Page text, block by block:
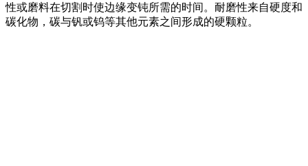
性或磨料在切割时使边缘变钝所需的时间。耐磨性来自硬度和
碳化物，碳与钒或钨等其他元素之间形成的硬颗粒。